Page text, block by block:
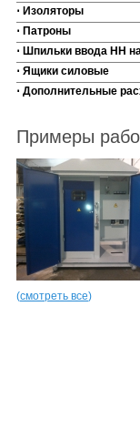
⋅ Изоляторы
⋅ Патроны
⋅ Шпильки ввода НН
⋅ Ящики силовые
⋅ Дополнительные
Примеры
(смотреть все)